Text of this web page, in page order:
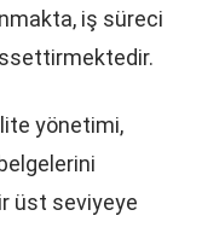
iş süreci
yönetimi,
üst seviyeye